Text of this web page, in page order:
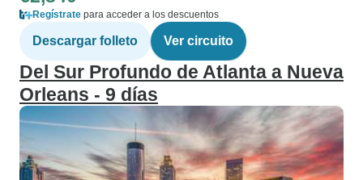
Regístrate para acceder a los descuentos
Descargar folleto Ver circuito
Del Sur Profundo de Atlanta a Nueva
Orleans - 9 días